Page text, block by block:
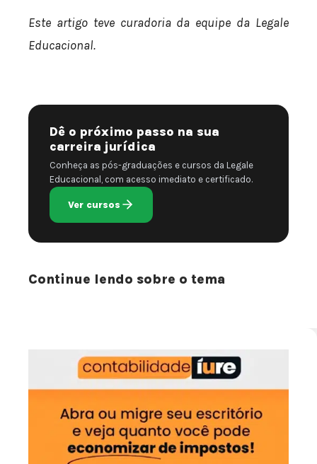
Este artigo teve curadoria da equipe da Legale
Educacional.
Dê o próximo passo na sua
carreira jurídica
Conheça as pós-graduações e cursos da Legale
Educacional, com acesso imediato e certificado.
Ver cursos
Continue lendo sobre o tema